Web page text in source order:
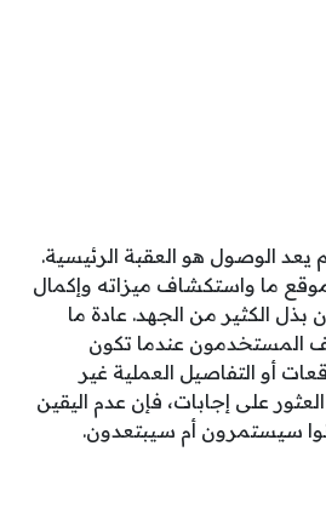
يعد الوصول هو العقبة الرئيسية.
ما واستكشاف ميزاته وإكمال
الكثير من الجهد. عادة ما
المستخدمون عندما تكون
أو التفاصيل العملية غير
على إجابات، فإن عدم اليقين
سيستمرون أم سيبتعدون.